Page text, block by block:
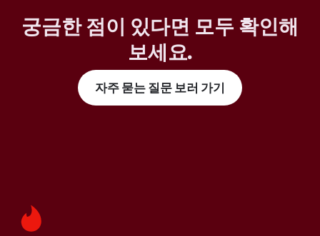
궁금한 점이 있다면 모두 확인해
보세요.
자주 묻는 질문 보러 가기